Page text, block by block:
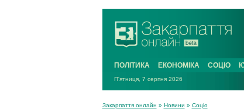
ПОЛІТИКА ЕКОНОМІКА СОЦІО
П'ятниця, 7 серпня 2026
Закарпаття онлайн » Новини » Соціо